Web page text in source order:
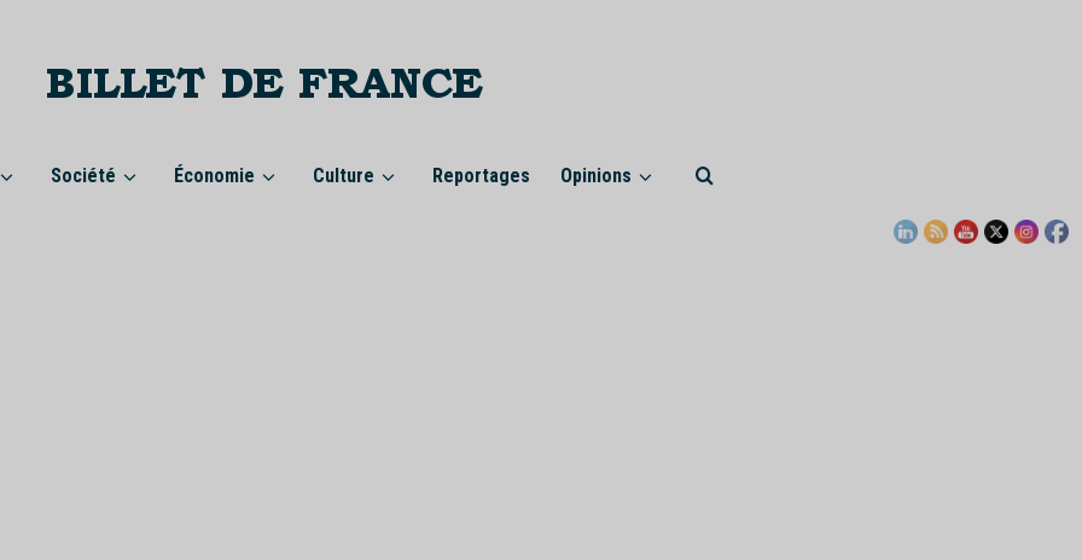
Société Économie Culture Reportages Opinions